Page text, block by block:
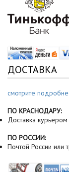
ДОСТАВКА
смотрите
ПО КРАСНОДАРУ:
Доставка
ПО РОССИИ:
Почтой России или